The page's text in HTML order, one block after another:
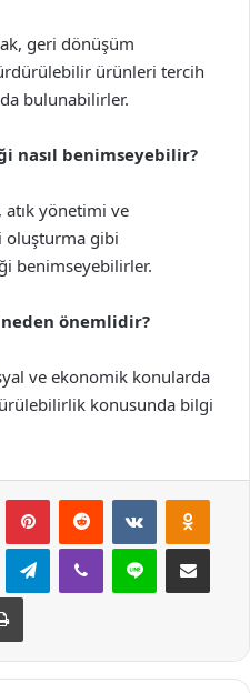
geri dönüşüm
ürünleri tercih
bulunabilirler.
nasıl benimseyebilir?
atık yönetimi ve
oluşturma gibi
benimseyebilirler.
önemlidir?
ve ekonomik konularda
konusunda bilgi
PinterestReddit VKontakte
TelegramViber Line E-Posta ile
Yazdır